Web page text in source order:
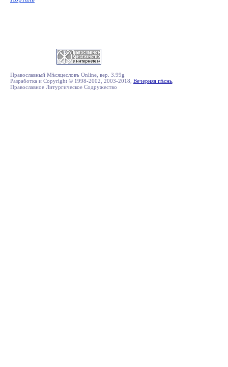
Православный Мѣсяцесловъ Online, вер. 3.99g
Разработка и Copyright © 1998-2002, 2003-2018, Вечерняя пѣснь
Православное Литургическое Содружество